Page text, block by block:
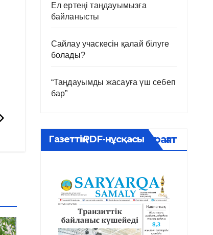
Ел ертеңі таңдауымызға
байланысты
Сайлау учаскесін қалай білуге
болады?
“Таңдауымды жасауға үш себеп
бар”
Газеттің PDF-нұсқасыМұрағат